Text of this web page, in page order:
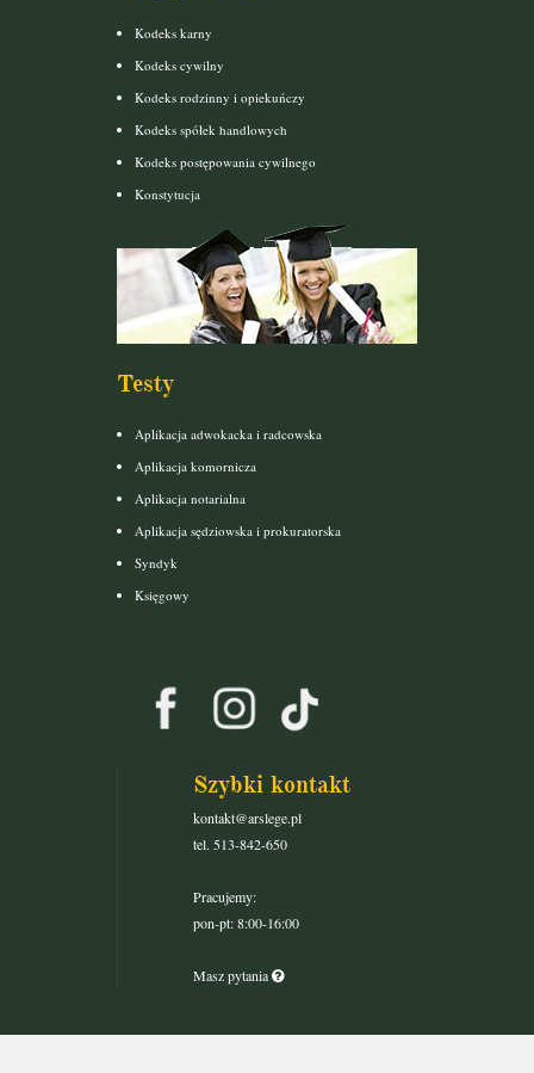
Kodeks karny
Kodeks cywilny
Kodeks rodzinny i opiekuńczy
Kodeks spółek handlowych
Kodeks postępowania cywilnego
Konstytucja
Testy
Aplikacja adwokacka i radcowska
Aplikacja komornicza
Aplikacja notarialna
Aplikacja sędziowska i prokuratorska
Syndyk
Księgowy
Szybki kontakt
kontakt@arslege.pl
tel. 513-842-650
Pracujemy:
pon-pt: 8:00-16:00
Masz pytania